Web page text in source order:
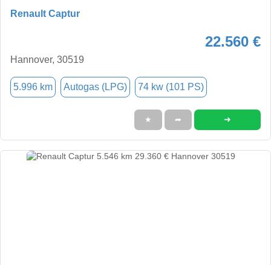
Renault Captur
22.560 €
Hannover, 30519
5.996 km Autogas (LPG) 74 kw (101 PS)
★ ➦ ➜